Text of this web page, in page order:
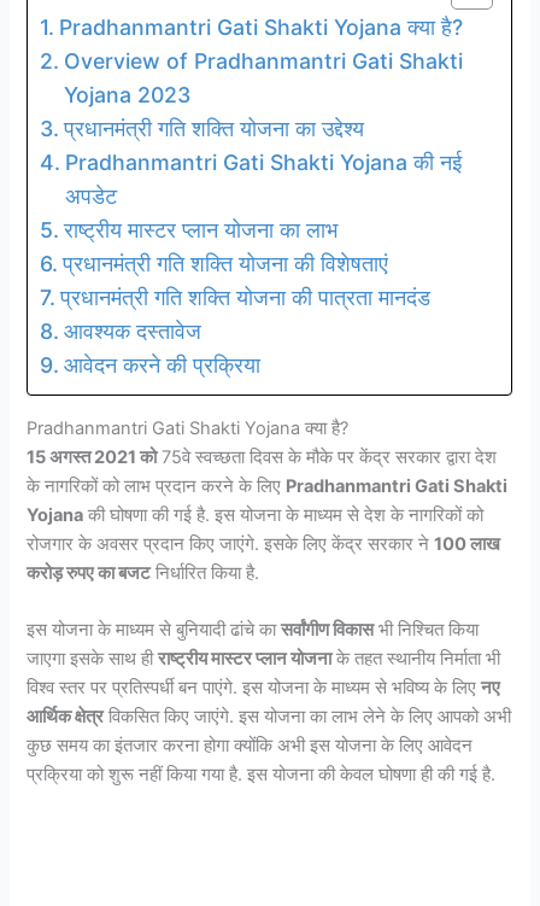
Pradhanmantri Gati Shakti Yojana क्या है?
Overview of Pradhanmantri Gati Shakti
Yojana 2023
प्रधानमंत्री गति शक्ति योजना का उद्देश्य
Pradhanmantri Gati Shakti Yojana की नई
अपडेट
राष्ट्रीय मास्टर प्लान योजना का लाभ
प्रधानमंत्री गति शक्ति योजना की विशेषताएं
प्रधानमंत्री गति शक्ति योजना की पात्रता मानदंड
आवश्यक दस्तावेज
आवेदन करने की प्रक्रिया
Pradhanmantri Gati Shakti Yojana क्या है?
15 अगस्त 2021 को75वे स्वच्छता दिवस के मौके पर केंद्र सरकार द्वारा देश
के नागरिकों को लाभ प्रदान करने के लिए Pradhanmantri Gati Shakti
Yojana की घोषणा की गई है. इस योजना के माध्यम से देश के नागरिकों को
रोजगार के अवसर प्रदान किए जाएंगे. इसके लिए केंद्र सरकार ने100 लाख
करोड़ रुपए का बजटनिर्धारित किया है.
इस योजना के माध्यम से बुनियादी ढांचे कासर्वांगीण विकासभी निश्चित किया
जाएगा इसके साथ हीराष्ट्रीय मास्टर प्लान योजनाके तहत स्थानीय निर्माता भी
विश्व स्तर पर प्रतिस्पर्धी बन पाएंगे. इस योजना के माध्यम से भविष्य के लिएनए
आर्थिक क्षेत्रविकसित किए जाएंगे. इस योजना का लाभ लेने के लिए आपको अभी
कुछ समय का इंतजार करना होगा क्योंकि अभी इस योजना के लिए आवेदन
प्रक्रिया को शुरू नहीं किया गया है. इस योजना की केवल घोषणा ही की गई है.